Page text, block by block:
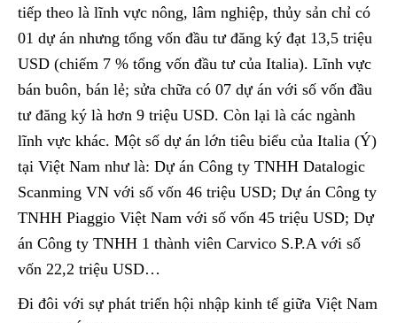
tiếp theo là lĩnh vực nông, lâm nghiệp, thủy sản chỉ có
01 dự án nhưng tổng vốn đầu tư đăng ký đạt 13,5 triệu
USD (chiếm 7 % tổng vốn đầu tư của Italia). Lĩnh vực
bán buôn, bán lẻ; sửa chữa có 07 dự án với số vốn đầu
tư đăng ký là hơn 9 triệu USD. Còn lại là các ngành
lĩnh vực khác. Một số dự án lớn tiêu biểu của Italia (Ý)
tại Việt Nam như là: Dự án Công ty TNHH Datalogic
Scanming VN với số vốn 46 triệu USD; Dự án Công ty
TNHH Piaggio Việt Nam với số vốn 45 triệu USD; Dự
án Công ty TNHH 1 thành viên Carvico S.P.A với số
vốn 22,2 triệu USD…
Đi đôi với sự phát triển hội nhập kinh tế giữa Việt Nam